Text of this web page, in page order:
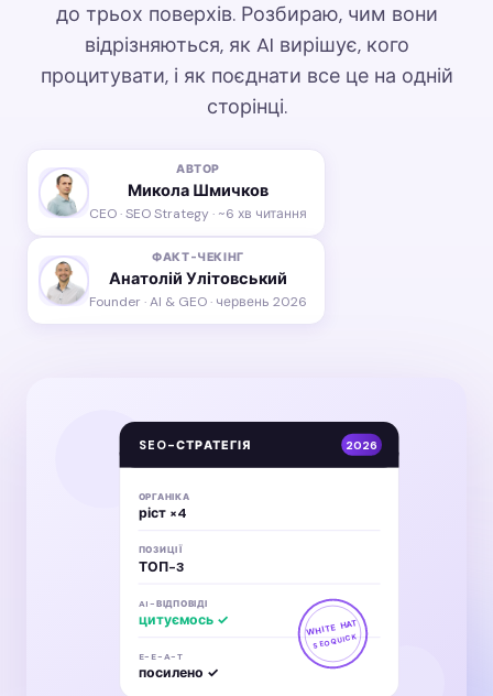
до трьох поверхів. Розбираю, чим вони
відрізняються, як AI вирішує, кого
процитувати, і як поєднати все це на одній
сторінці.
АВТОР
Микола Шмичков
CEO · SEO Strategy · ~6 хв читання
ФАКТ-ЧЕКІНГ
Анатолій Улітовський
Founder · AI & GEO · червень 2026
SEO-СТРАТЕГІЯ 2026
ОРГАНІКА
ріст ×4
ПОЗИЦІЇ
ТОП-3
AI-ВІДПОВІДІ
цитуємось ✓
E-E-A-T
посилено ✓
WHITE HAT
SEOQUICK